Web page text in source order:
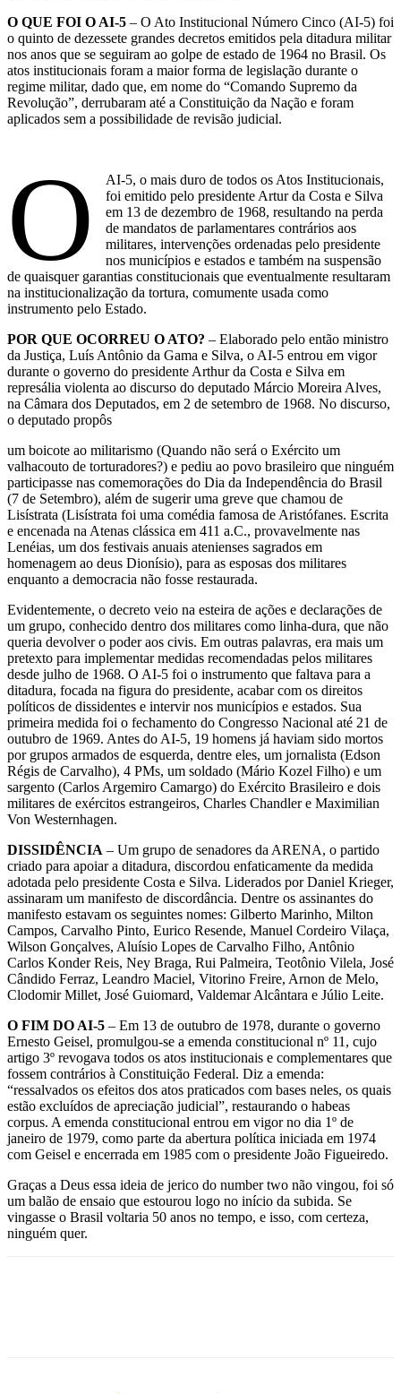
O QUE FOI O AI-5 – O Ato Institucional Número Cinco (AI-5) foi
o quinto de dezessete grandes decretos emitidos pela ditadura militar
nos anos que se seguiram ao golpe de estado de 1964 no Brasil. Os
atos institucionais foram a maior forma de legislação durante o
regime militar, dado que, em nome do “Comando Supremo da
Revolução”, derrubaram até a Constituição da Nação e foram
aplicados sem a possibilidade de revisão judicial.
O
AI-5, o mais duro de todos os Atos Institucionais,
foi emitido pelo presidente Artur da Costa e Silva
em 13 de dezembro de 1968, resultando na perda
de mandatos de parlamentares contrários aos
militares, intervenções ordenadas pelo presidente
nos municípios e estados e também na suspensão
de quaisquer garantias constitucionais que eventualmente resultaram
na institucionalização da tortura, comumente usada como
instrumento pelo Estado.
POR QUE OCORREU O ATO? – Elaborado pelo então ministro
da Justiça, Luís Antônio da Gama e Silva, o AI-5 entrou em vigor
durante o governo do presidente Arthur da Costa e Silva em
represália violenta ao discurso do deputado Márcio Moreira Alves,
na Câmara dos Deputados, em 2 de setembro de 1968. No discurso,
o deputado propôs
um boicote ao militarismo (Quando não será o Exército um
valhacouto de torturadores?) e pediu ao povo brasileiro que ninguém
participasse nas comemorações do Dia da Independência do Brasil
(7 de Setembro), além de sugerir uma greve que chamou de
Lisístrata (Lisístrata foi uma comédia famosa de Aristófanes. Escrita
e encenada na Atenas clássica em 411 a.C., provavelmente nas
Lenéias, um dos festivais anuais atenienses sagrados em
homenagem ao deus Dionísio), para as esposas dos militares
enquanto a democracia não fosse restaurada.
Evidentemente, o decreto veio na esteira de ações e declarações de
um grupo, conhecido dentro dos militares como linha-dura, que não
queria devolver o poder aos civis. Em outras palavras, era mais um
pretexto para implementar medidas recomendadas pelos militares
desde julho de 1968. O AI-5 foi o instrumento que faltava para a
ditadura, focada na figura do presidente, acabar com os direitos
políticos de dissidentes e intervir nos municípios e estados. Sua
primeira medida foi o fechamento do Congresso Nacional até 21 de
outubro de 1969. Antes do AI-5, 19 homens já haviam sido mortos
por grupos armados de esquerda, dentre eles, um jornalista (Edson
Régis de Carvalho), 4 PMs, um soldado (Mário Kozel Filho) e um
sargento (Carlos Argemiro Camargo) do Exército Brasileiro e dois
militares de exércitos estrangeiros, Charles Chandler e Maximilian
Von Westernhagen.
DISSIDÊNCIA – Um grupo de senadores da ARENA, o partido
criado para apoiar a ditadura, discordou enfaticamente da medida
adotada pelo presidente Costa e Silva. Liderados por Daniel Krieger,
assinaram um manifesto de discordância. Dentre os assinantes do
manifesto estavam os seguintes nomes: Gilberto Marinho, Milton
Campos, Carvalho Pinto, Eurico Resende, Manuel Cordeiro Vilaça,
Wilson Gonçalves, Aluísio Lopes de Carvalho Filho, Antônio
Carlos Konder Reis, Ney Braga, Rui Palmeira, Teotônio Vilela, José
Cândido Ferraz, Leandro Maciel, Vitorino Freire, Arnon de Melo,
Clodomir Millet, José Guiomard, Valdemar Alcântara e Júlio Leite.
O FIM DO AI-5 – Em 13 de outubro de 1978, durante o governo
Ernesto Geisel, promulgou-se a emenda constitucional nº 11, cujo
artigo 3º revogava todos os atos institucionais e complementares que
fossem contrários à Constituição Federal. Diz a emenda:
“ressalvados os efeitos dos atos praticados com bases neles, os quais
estão excluídos de apreciação judicial”, restaurando o habeas
corpus. A emenda constitucional entrou em vigor no dia 1º de
janeiro de 1979, como parte da abertura política iniciada em 1974
com Geisel e encerrada em 1985 com o presidente João Figueiredo.
Graças a Deus essa ideia de jerico do number two não vingou, foi só
um balão de ensaio que estourou logo no início da subida. Se
vingasse o Brasil voltaria 50 anos no tempo, e isso, com certeza,
ninguém quer.